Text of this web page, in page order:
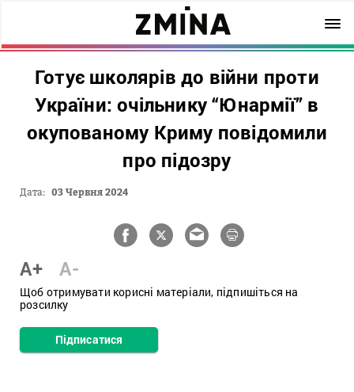
Готує школярів до війни проти
України: очільнику “Юнармії” в
окупованому Криму повідомили
про підозру
Дата: 03 Червня 2024
A+ A-
Щоб отримувати корисні матеріали, підпишіться на
розсилку
Підписатися